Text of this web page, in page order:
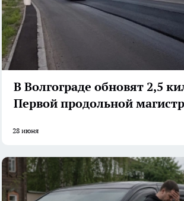
В Волгограде обновят 2,5
Первой продольной
28 июня